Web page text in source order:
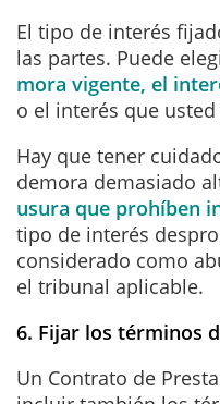
El tipo de interés
las partes. Puede
mora vigente, el
o el interés que
Hay que tener
demora demasiado
usura que prohíben
tipo de interés
considerado como
el tribunal aplicable.
6. Fijar los términos
Un Contrato de